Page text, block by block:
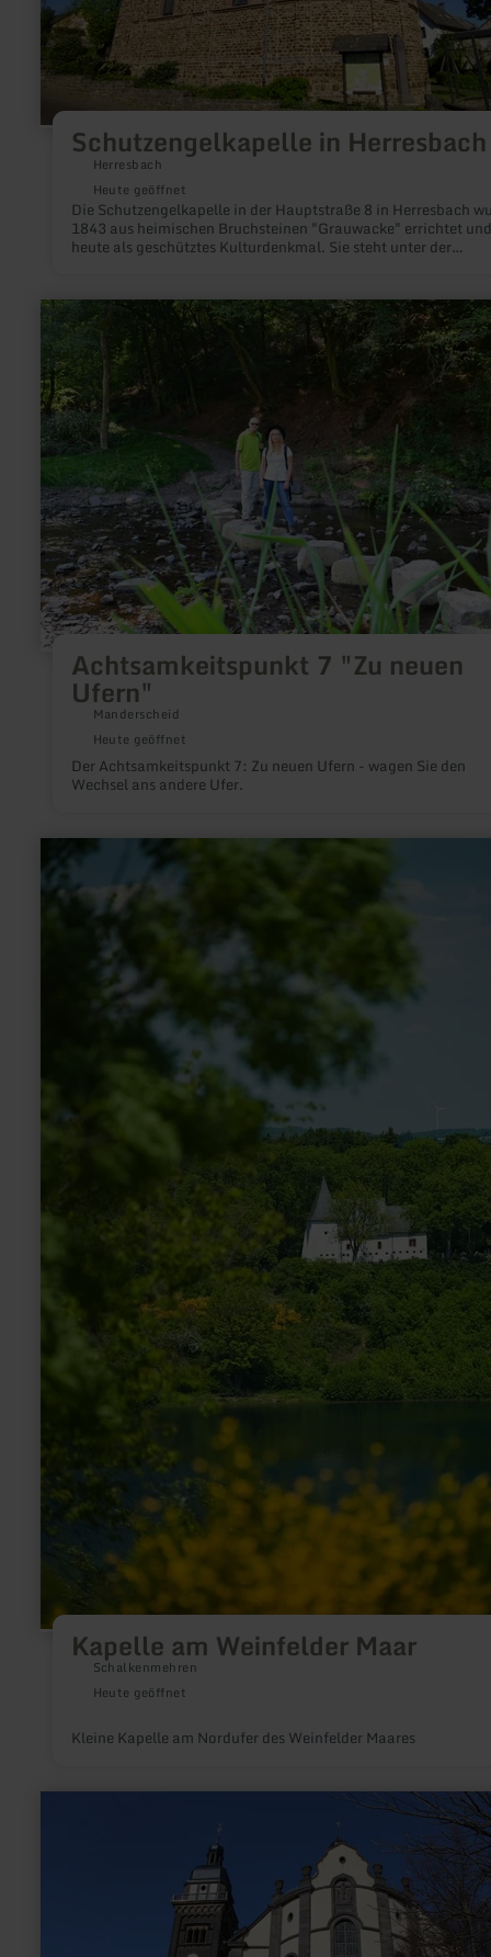
Schutzengelkapelle in Herresbach
Herresbach
Heute geöffnet
Die Schutzengelkapelle in der Hauptstraße 8 in Herresbach
1843 aus heimischen Bruchsteinen "Grauwacke" errichtet
heute als geschütztes Kulturdenkmal. Sie steht unter der
musste 1838 wegen Baufälligkeit abgerissen werden und
sollte eine sehr viel kleinere Kapelle erbaut werden. Die
Herresbacher Bürger konnten sich jedoch mit ihrer
Hartnäckigkeit durchsetzen und es erfolgte schließlich der
schönen großen neuen Kapelle.Patrone: Heiliger Matthias:
FebruarHeilige Schutzengel: 1. Sonntag im September
Achtsamkeitspunkt 7 "Zu neuen
Ufern"
Manderscheid
Heute geöffnet
Der Achtsamkeitspunkt 7: Zu neuen Ufern - wagen Sie den
Wechsel ans andere Ufer.
mehr
erfahren
zu:
Achtsamkeitspunkt
7
"Zu
neuen
Ufern"
Kapelle am Weinfelder Maar
Schalkenmehren
Heute geöffnet
Kleine Kapelle am Nordufer des Weinfelder Maares
Kapelle